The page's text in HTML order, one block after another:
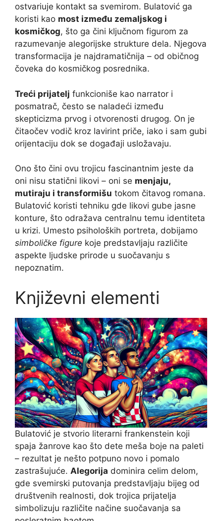
ostvariuje kontakt sa svemirom. Bulatović ga
koristi kao most između zemaljskog i
kosmičkog, što ga čini ključnom figurom za
razumevanje alegorijske strukture dela. Njegova
transformacija je najdramatičnija – od običnog
čoveka do kosmičkog posrednika.
Treći prijatelj funkcioniše kao narrator i
posmatrač, često se naladeći između
skepticizma prvog i otvorenosti drugog. On je
čitaočev vodič kroz lavirint priče, iako i sam gubi
orijentaciju dok se događaji usložavaju.
Ono što čini ovu trojicu fascinantnim jeste da
oni nisu statični likovi – oni se menjaju,
mutiraju i transformišu tokom čitavog romana.
Bulatović koristi tehniku gde likovi gube jasne
konture, što odražava centralnu temu identiteta
u krizi. Umesto psiholoških portreta, dobijamo
simboličke figure koje predstavljaju različite
aspekte ljudske prirode u suočavanju s
nepoznatim.
Književni elementi
Bulatović je stvorio literarni frankenstein koji
spaja žanrove kao što dete meša boje na paleti
– rezultat je nešto potpuno novo i pomalo
zastrašujuće. Alegorija dominira celim delom,
gde svemirski putovanja predstavljaju bijeg od
društvenih realnosti, dok trojica prijatelja
simbolizuju različite načine suočavanja sa